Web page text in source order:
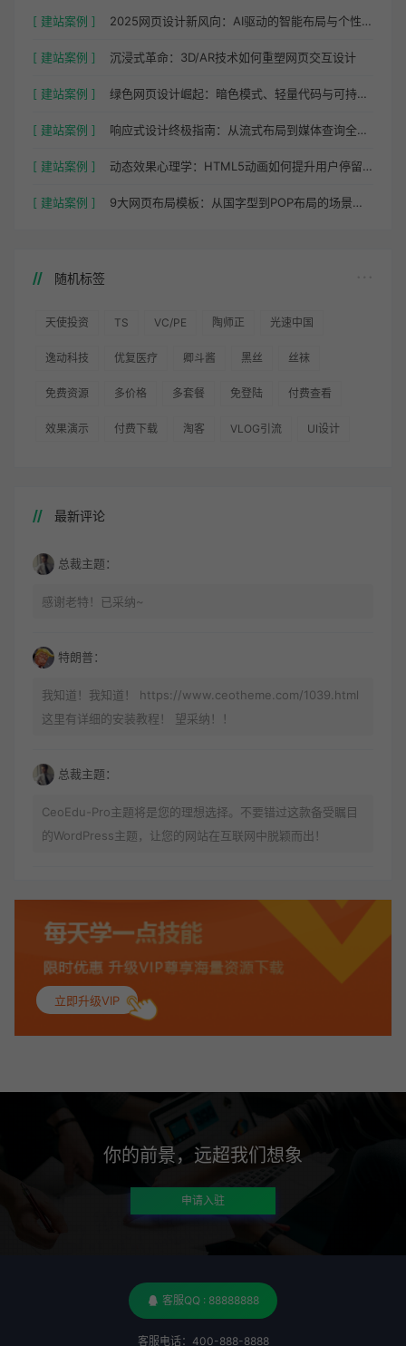
[ 建站案例 ] 2025网页设计新风向：AI驱动的智能布局与个性化体验
[ 建站案例 ] 沉浸式革命：3D/AR技术如何重塑网页交互设计
[ 建站案例 ] 绿色网页设计崛起：暗色模式、轻量代码与可持续托管实践
[ 建站案例 ] 响应式设计终极指南：从流式布局到媒体查询全解析
[ 建站案例 ] 动态效果心理学：HTML5动画如何提升用户停留时间
[ 建站案例 ] 9大网页布局模板：从国字型到POP布局的场景化应用
随机标签
天使投资 TS VC/PE 陶师正 光速中国
逸动科技 优复医疗 卿斗酱 黑丝 丝袜
免费资源 多价格 多套餐 免登陆 付费查看
效果演示 付费下载 淘客 VLOG引流 UI设计
最新评论
总裁主题：
感谢老特！已采纳~
特朗普：
我知道！我知道！ https://www.ceotheme.com/1039.html
这里有详细的安装教程！ 望采纳！！
总裁主题：
CeoEdu-Pro主题将是您的理想选择。不要错过这款备受瞩目
的WordPress主题，让您的网站在互联网中脱颖而出！
喜欢 做的可真美
。：
立即升级VIP
你的前景，远超我们想象
申请入驻
客服QQ : 88888888
客服电话：400-888-8888